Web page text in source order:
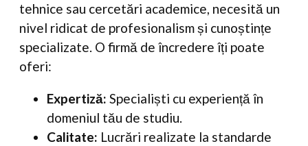
tehnice sau cercetări academice, necesită un
nivel ridicat de profesionalism și cunoștințe
specializate. O firmă de încredere îți poate
oferi:
Expertiză: Specialiști cu experiență în
domeniul tău de studiu.
Calitate: Lucrări realizate la standarde